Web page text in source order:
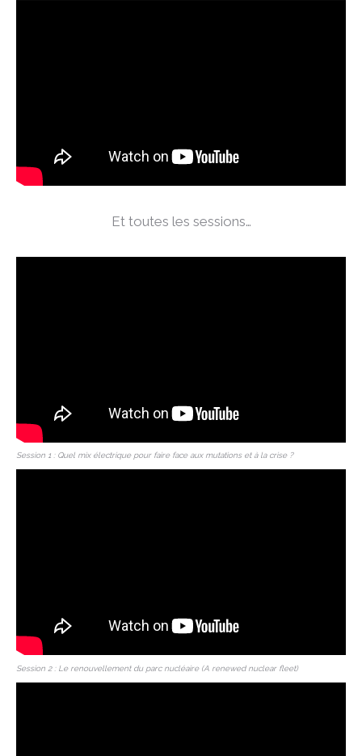
Et toutes les sessions…
Session 1 : Quel mix électrique pour faire face aux mutations et à la crise ?
Session 2 : Le renouvellement du parc nucléaire (A renewed nuclear fleet)